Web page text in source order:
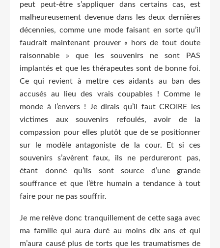
peut peut-être s’appliquer dans certains cas, est
malheureusement devenue dans les deux dernières
décennies, comme une mode faisant en sorte qu’il
faudrait maintenant prouver « hors de tout doute
raisonnable » que les souvenirs ne sont PAS
implantés et que les thérapeutes sont de bonne foi.
Ce qui revient à mettre ces aidants au ban des
accusés au lieu des vrais coupables ! Comme le
monde à l’envers ! Je dirais qu’il faut CROIRE les
victimes aux souvenirs refoulés, avoir de la
compassion pour elles plutôt que de se positionner
sur le modèle antagoniste de la cour. Et si ces
souvenirs s’avèrent faux, ils ne perdureront pas,
étant donné qu’ils sont source d’une grande
souffrance et que l’être humain a tendance à tout
faire pour ne pas souffrir.
Je me relève donc tranquillement de cette saga avec
ma famille qui aura duré au moins dix ans et qui
m’aura causé plus de torts que les traumatismes de